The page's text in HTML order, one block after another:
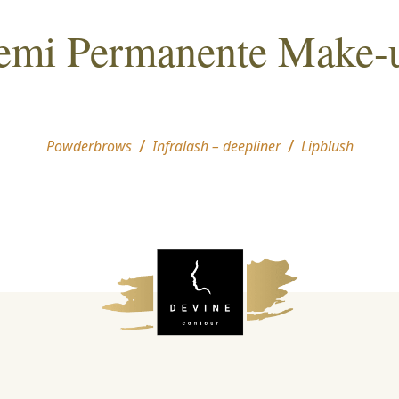
Permanente
Powderbrows / Infralash – deepliner / Lipblush